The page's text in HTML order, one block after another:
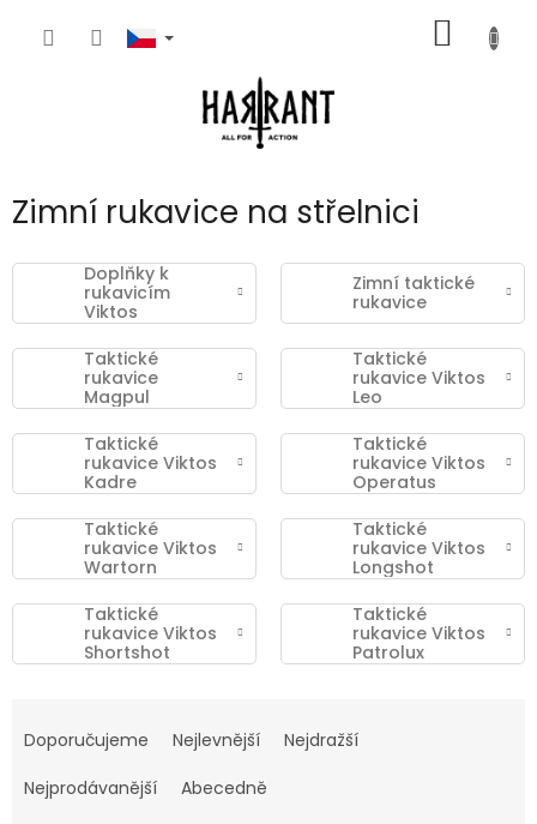
KOŠÍK
Zimní rukavice na střelnici
Doplňky k
rukavicím
Viktos
Zimní taktické
rukavice
Taktické
rukavice
Magpul
Taktické
rukavice Viktos
Leo
Taktické
rukavice Viktos
Kadre
Taktické
rukavice Viktos
Operatus
Taktické
rukavice Viktos
Wartorn
Taktické
rukavice Viktos
Longshot
Taktické
rukavice Viktos
Shortshot
Taktické
rukavice Viktos
Patrolux
a
e
Doporučujeme Nejlevnější
Nejdražší
Nejprodávanější
Abecedně